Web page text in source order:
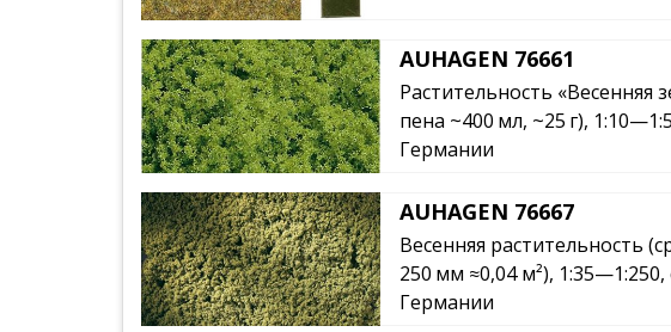
AUHAGEN 76661
Растительность «Весенняя
пена ~400 мл, ~25 г),
Германии
AUHAGEN 76667
Весенняя растительность
250 мм ≈0,04 м²), 1:35—1:250,
Германии